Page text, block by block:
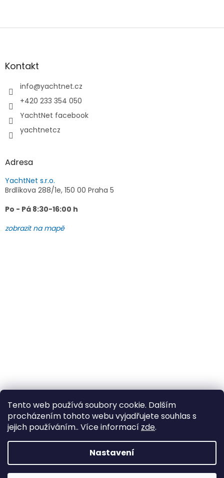
Tento web používá soubory cookie. Dalším
procházením tohoto webu vyjadřujete souhlas s
jejich používáním.. Více informací zde.
Nastavení
Z
aKontakt
info@yachtnet.cz
+420 233 354 050
YachtNet facebook
yachtnetcz
Adresa
YachtNet s.r.o.
Brdlíkova 288/1e, 150 00 Praha 5
Po - Pá 8:30-16:00 h
zobrazit na mapě
Vytvořil Shoptet